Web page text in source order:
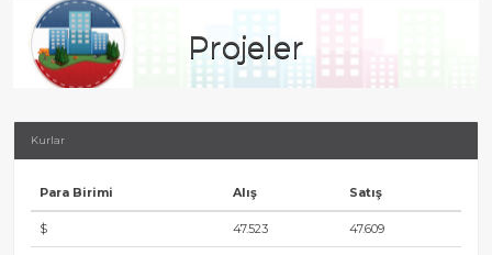
Projeler
Kurlar
Para Birimi Alış Satış
$ 47.523 47.609